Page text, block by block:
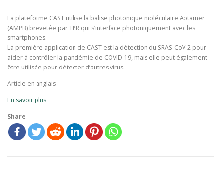
La plateforme CAST utilise la balise photonique moléculaire Aptamer
(AMPB) brevetée par TPR qui s’interface photoniquement avec les
smartphones.
La première application de CAST est la détection du SRAS-CoV-2 pour
aider à contrôler la pandémie de COVID-19, mais elle peut également
être utilisée pour détecter d’autres virus.
Article en anglais
En savoir plus
Share